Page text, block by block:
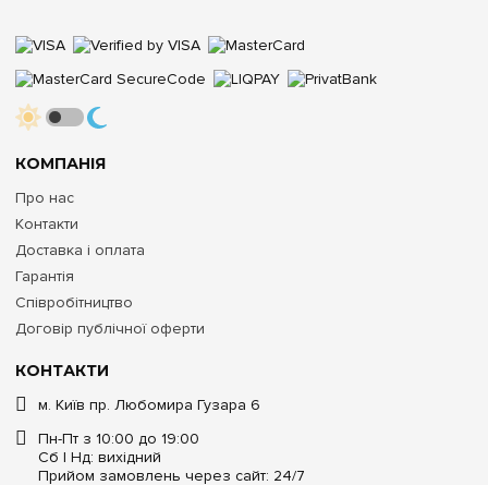
КОНТАКТИ
м. Київ пр. Любомира Гузара 6
Пн-Пт з 10:00 до 19:00
Сб | Нд: вихідний
Прийом замовлень через сайт: 24/7
КОМПАНІЯ
Про нас
Контакти
Доставка і оплата
Гарантія
Співробітництво
Договір публічної оферти